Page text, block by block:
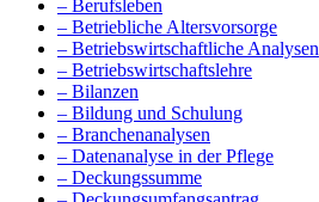
– Berufsleben
– Betriebliche Altersvorsorge
– Betriebswirtschaftliche Analysen
– Betriebswirtschaftslehre
– Bilanzen
– Bildung und Schulung
– Branchenanalysen
– Datenanalyse in der Pflege
– Deckungssumme